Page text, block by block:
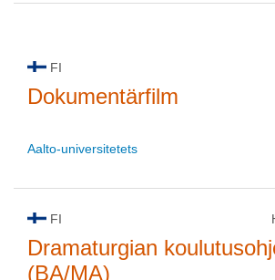
FI
Dokumentärfilm
Aalto-universitetets
FI
Dramaturgian
(BA/MA)